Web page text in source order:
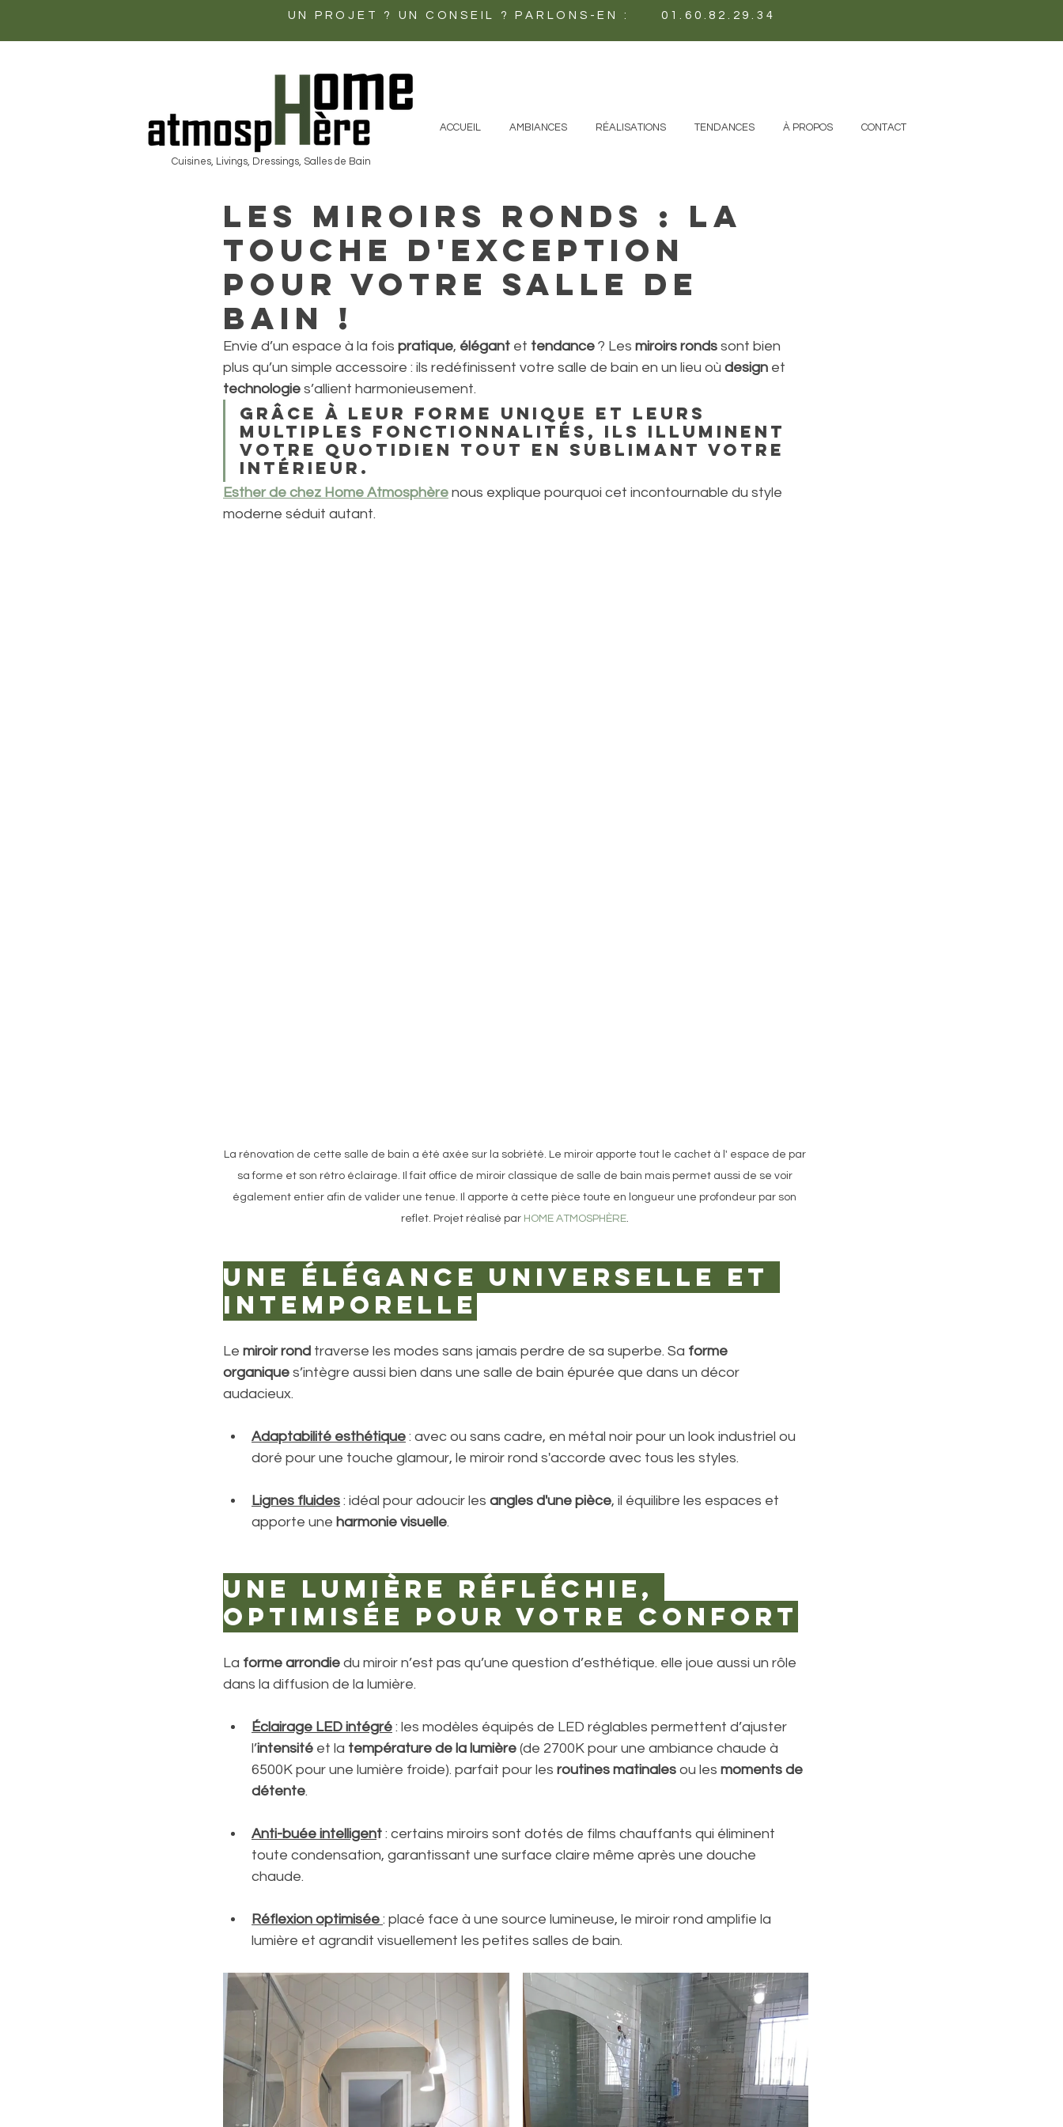
UN PROJET ? UN CONSEIL ? PARLONS-EN : 01.60.82.29.34
ACCUEIL AMBIANCES RÉALISATIONS TENDANCES À PROPOS CONTACT
Cuisines, Livings, Dressings, Salles de Bain
Les miroirs ronds : la
touche d'exception
pour votre salle de
bain !
Envie d’un espace à la fois pratique, élégant et tendance ? Les miroirs ronds sont bien
plus qu’un simple accessoire : ils redéfinissent votre salle de bain en un lieu où design et
technologie s’allient harmonieusement.
Grâce à leur forme unique et leurs
multiples fonctionnalités, ils illuminent
votre quotidien tout en sublimant votre
intérieur.
Esther de chez Home Atmosphère nous explique pourquoi cet incontournable du style
moderne séduit autant.
La rénovation de cette salle de bain a été axée sur la sobriété. Le miroir apporte tout le cachet à l' espace de par
sa forme et son rétro éclairage. Il fait office de miroir classique de salle de bain mais permet aussi de se voir
également entier afin de valider une tenue. Il apporte à cette pièce toute en longueur une profondeur par son
reflet. Projet réalisé par HOME ATMOSPHÈRE.
Une élégance universelle et
intemporelle
Le miroir rond traverse les modes sans jamais perdre de sa superbe. Sa forme
organique s’intègre aussi bien dans une salle de bain épurée que dans un décor
audacieux.
Adaptabilité esthétique : avec ou sans cadre, en métal noir pour un look industriel ou
doré pour une touche glamour, le miroir rond s'accorde avec tous les styles.
Lignes fluides : idéal pour adoucir les angles d'une pièce, il équilibre les espaces et
apporte une harmonie visuelle.
Une lumière réfléchie,
optimisée pour votre confort
La forme arrondie du miroir n’est pas qu’une question d’esthétique. elle joue aussi un rôle
dans la diffusion de la lumière.
Éclairage LED intégré : les modèles équipés de LED réglables permettent d’ajuster
l’intensité et la température de la lumière (de 2700K pour une ambiance chaude à
6500K pour une lumière froide). parfait pour les routines matinales ou les moments de
détente.
Anti-buée intelligent : certains miroirs sont dotés de films chauffants qui éliminent
toute condensation, garantissant une surface claire même après une douche
chaude.
Réflexion optimisée : placé face à une source lumineuse, le miroir rond amplifie la
lumière et agrandit visuellement les petites salles de bain.